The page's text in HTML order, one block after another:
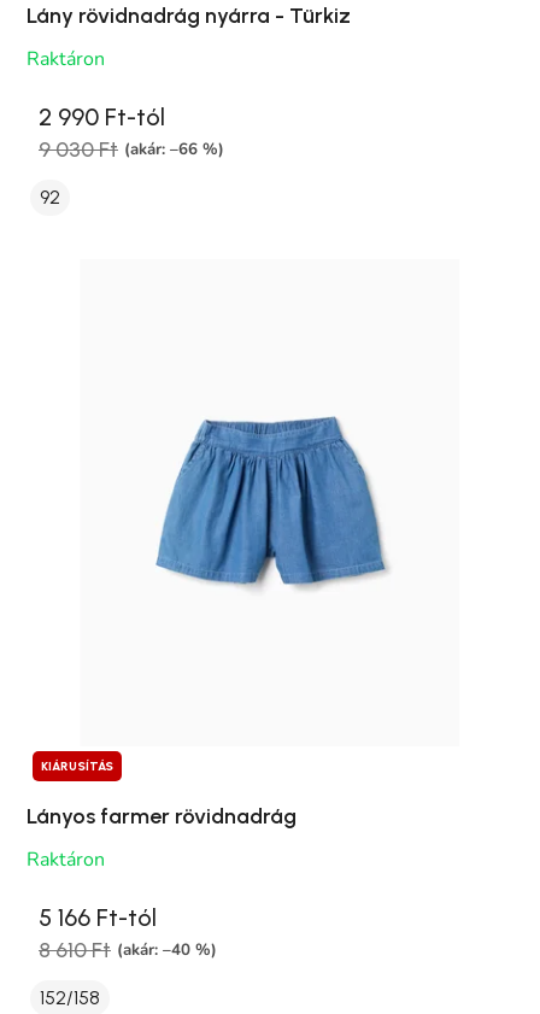
Lány rövidnadrág nyárra - Türkiz
Raktáron
2 990 Ft-tól
9 030 Ft (akár: –66 %)
92
KIÁRUSÍTÁS
Lányos farmer rövidnadrág
Raktáron
5 166 Ft-tól
8 610 Ft (akár: –40 %)
152/158